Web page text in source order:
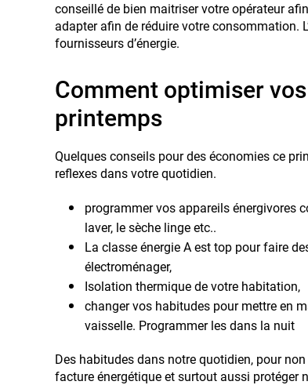
conseillé de bien maitriser votre opérateur
adapter afin de réduire votre consommation.
fournisseurs d’énergie.
Comment optimiser
printemps
Quelques conseils pour des économies ce
reflexes dans votre quotidien.
programmer vos appareils énergivores
laver, le sèche linge etc..
La classe énergie A est top pour faire
électroménager,
Isolation thermique de votre habitation,
changer vos habitudes pour mettre en
vaisselle. Programmer les dans la nuit
Des habitudes dans notre quotidien, pour
facture énergétique et surtout aussi protéger